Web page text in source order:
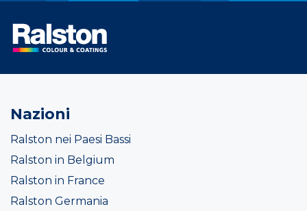
Nazioni
Ralston nei Paesi Bassi
Ralston in Belgium
Ralston in France
Ralston Germania